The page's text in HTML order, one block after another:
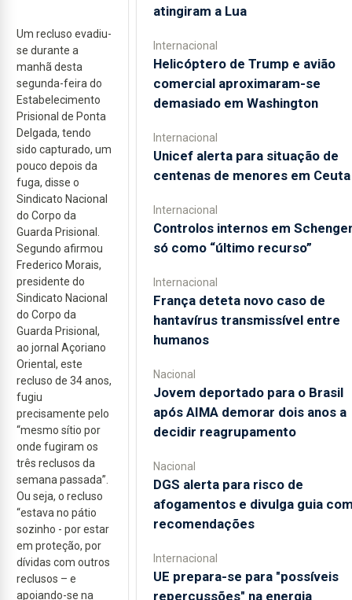
Um recluso evadiu-
se durante a
manhã desta
segunda-feira do
Estabelecimento
Prisional de Ponta
Delgada, tendo
sido capturado, um
pouco depois da
fuga, disse o
Sindicato Nacional
do Corpo da
Guarda Prisional.
Segundo afirmou
Frederico Morais,
presidente do
Sindicato Nacional
do Corpo da
Guarda Prisional,
ao jornal Açoriano
Oriental, este
recluso de 34 anos,
fugiu
precisamente pelo
“mesmo sítio por
onde fugiram os
três reclusos da
semana passada”.
Ou seja, o recluso
“estava no pátio
sozinho - por estar
em proteção, por
dívidas com outros
reclusos – e
apoiando-se na
atingiram a Lua
Internacional
Helicóptero de Trump e avião
comercial aproximaram-se
demasiado em Washington
Internacional
Unicef alerta para situação de
centenas de menores em Ceuta
Internacional
Controlos internos em
só como “último recurso”
Internacional
França deteta novo caso de
hantavírus transmissível entre
humanos
Nacional
Jovem deportado para o Brasil
após AIMA demorar dois anos a
decidir reagrupamento
Nacional
DGS alerta para risco de
afogamentos e divulga guia
recomendações
Internacional
UE prepara-se para "possíveis
repercussões" na energia